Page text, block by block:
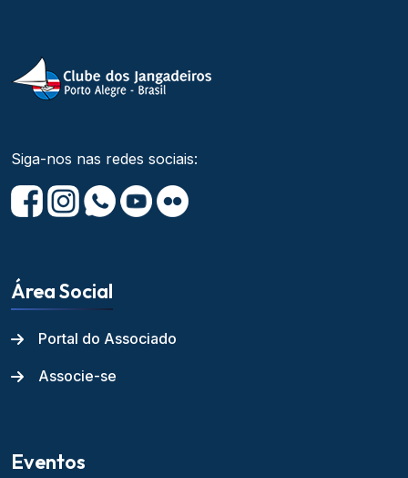
Siga-nos nas redes sociais:
Área Social
Portal do Associado
Associe-se
Eventos